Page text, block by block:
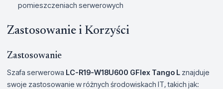
pomieszczeniach serwerowych
Zastosowanie i Korzyści
Zastosowanie
Szafa serwerowa LC-R19-W18U600 GFlex Tango L znajduje
swoje zastosowanie w różnych środowiskach IT, takich jak: